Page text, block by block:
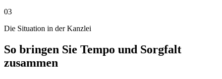
03
Die Situation in der Kanzlei
So bringen Sie Tempo und Sorgfalt
zusammen